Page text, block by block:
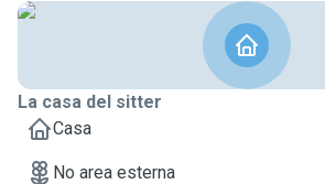
La casa del sitter
Casa
No area esterna